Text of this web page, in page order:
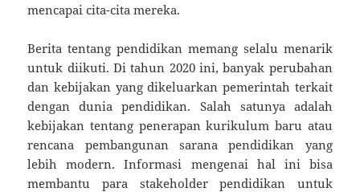
mencapai cita-cita mereka.
Berita tentang pendidikan memang selalu menarik
untuk diikuti. Di tahun 2020 ini, banyak perubahan
dan kebijakan yang dikeluarkan pemerintah terkait
dengan dunia pendidikan. Salah satunya adalah
kebijakan tentang penerapan kurikulum baru atau
rencana pembangunan sarana pendidikan yang
lebih modern. Informasi mengenai hal ini bisa
membantu para stakeholder pendidikan untuk